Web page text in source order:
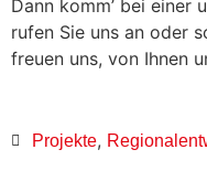
Dann komm’ bei einer
rufen Sie uns an oder
freuen uns, von Ihnen
Projekte,